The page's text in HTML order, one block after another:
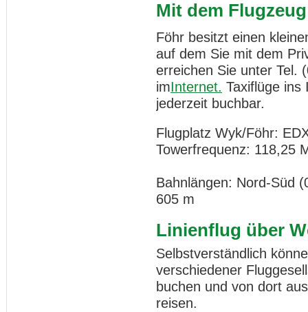
Mit dem
Föhr besitzt einen
auf dem Sie mit dem
erreichen Sie unter Tel.
imInternet. Taxiflüge ins
jederzeit buchbar.
Flugplatz Wyk/Föhr:
Towerfrequenz: 118,25
Bahnlängen: Nord-Süd
605 m
Linienflug über
Selbstverständlich
verschiedener
buchen und von dort
reisen.